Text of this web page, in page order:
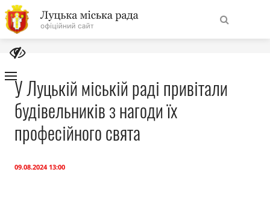
На
головну
Навігація
сайту
Про місто
У Луцькій міській раді привітали
будівельників з нагоди їх
професійного свята
09.08.2024 13:00